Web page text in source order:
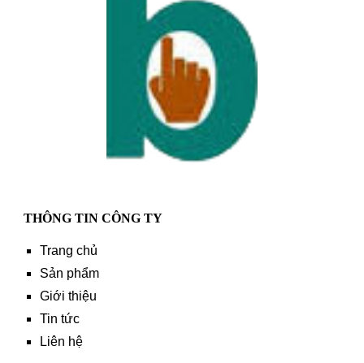
THÔNG TIN CÔNG TY
Trang chủ
Sản phẩm
Giới thiệu
Tin tức
Liên hệ